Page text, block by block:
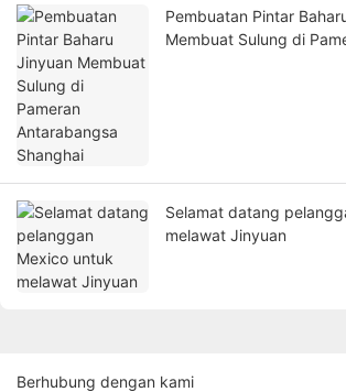
Pembuatan Pintar
Membuat Sulung di
Selamat datang
melawat Jinyuan
Berhubung dengan kami